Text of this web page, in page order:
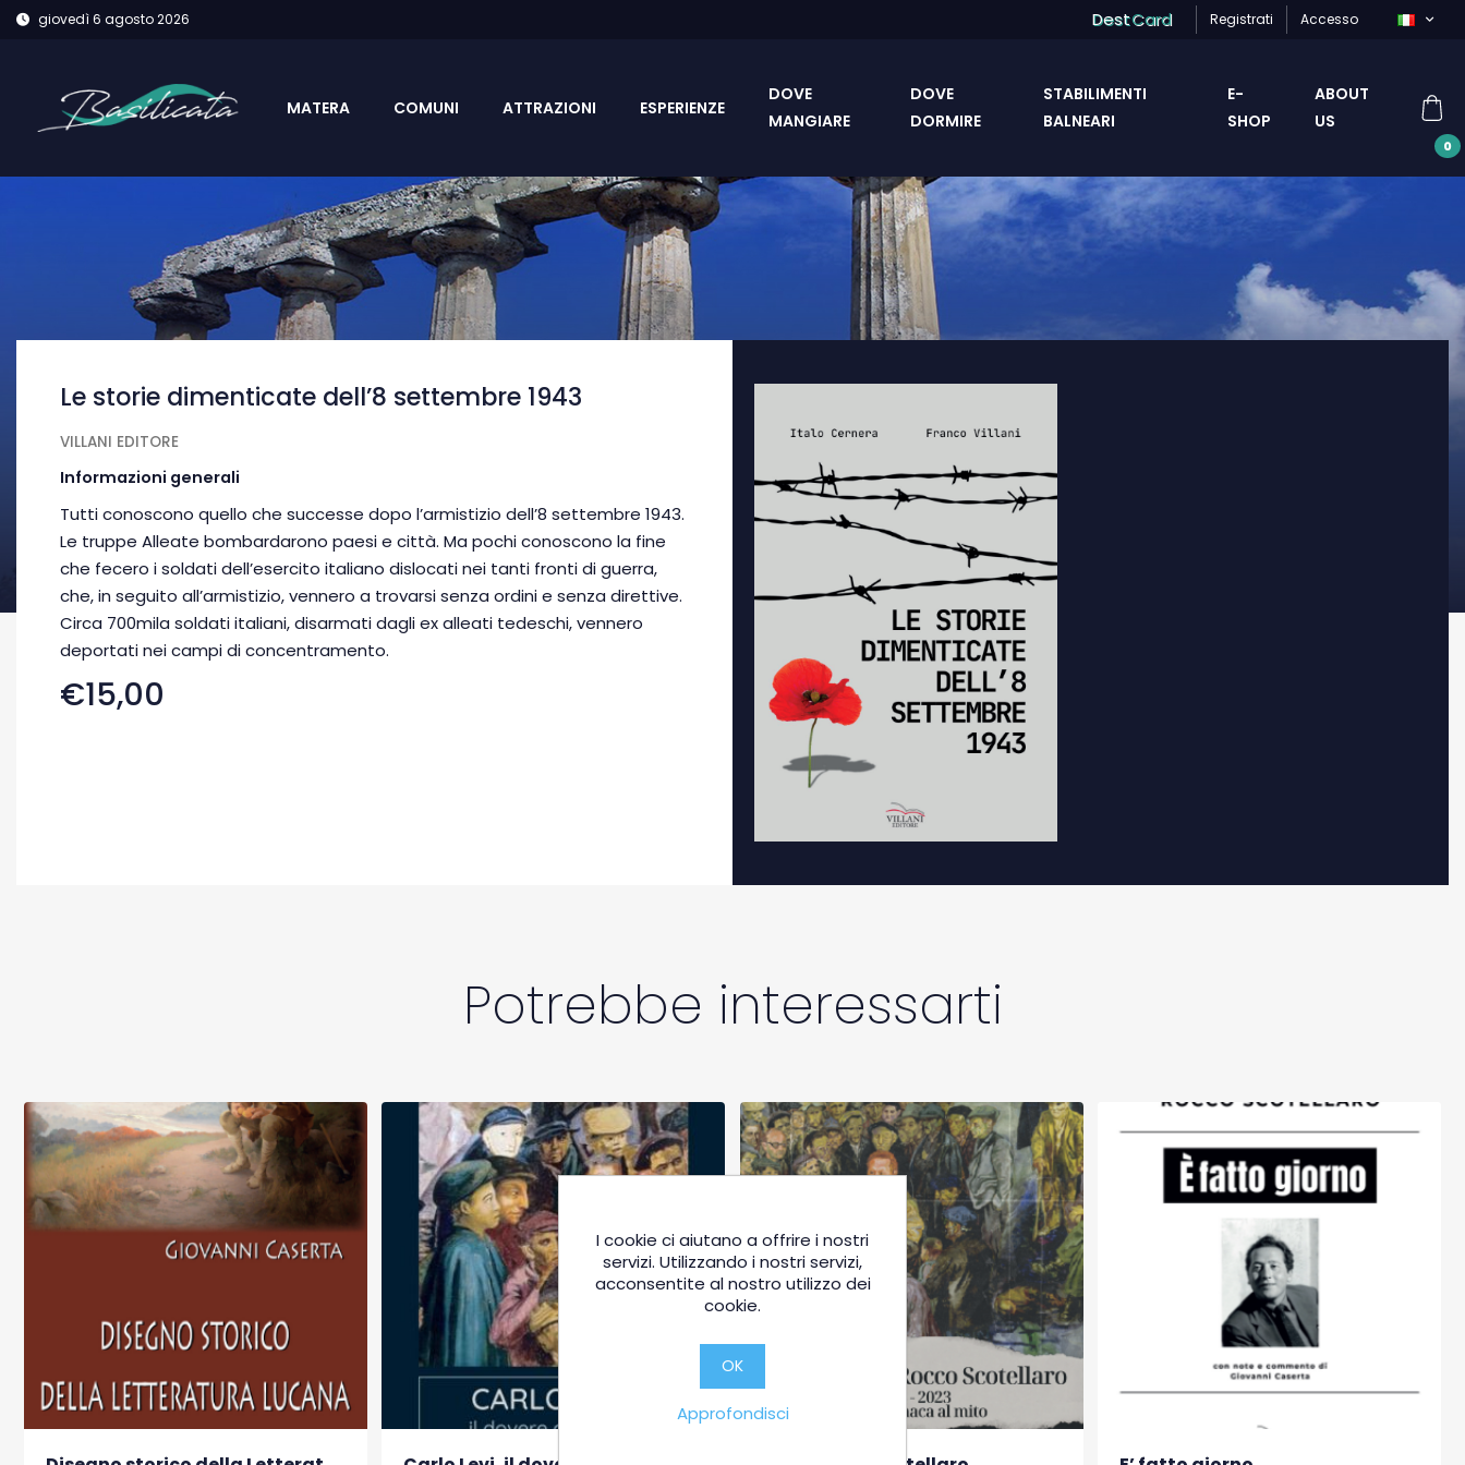
giovedì 6 agosto 2026 DestCard Registrati Accesso
MATERA COMUNI ATTRAZIONI ESPERIENZE
DOVE
MANGIARE
DOVE
DORMIRE
STABILIMENTI
BALNEARI
E-
SHOP
ABOUT
US
0
Le storie dimenticate dell’8 settembre 1943
VILLANI EDITORE
Informazioni generali
Tutti conoscono quello che successe dopo l’armistizio dell’8 settembre 1943.
Le truppe Alleate bombardarono paesi e città. Ma pochi conoscono la fine
che fecero i soldati dell’esercito italiano dislocati nei tanti fronti di guerra,
che, in seguito all’armistizio, vennero a trovarsi senza ordini e senza direttive.
Circa 700mila soldati italiani, disarmati dagli ex alleati tedeschi, vennero
deportati nei campi di concentramento.
€15,00
Potrebbe interessarti
I cookie ci aiutano a offrire i nostri
servizi. Utilizzando i nostri servizi,
acconsentite al nostro utilizzo dei
cookie.
OK
Approfondisci